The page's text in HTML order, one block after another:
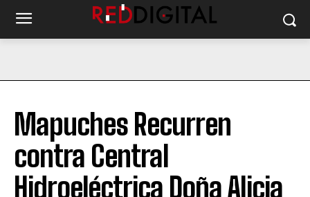
Mapuches Recurren
contra Central
Hidroeléctrica Doña Alicia